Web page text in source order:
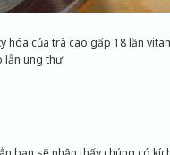
hóa của trà cao gấp 18 lần
lẫn ung thư.